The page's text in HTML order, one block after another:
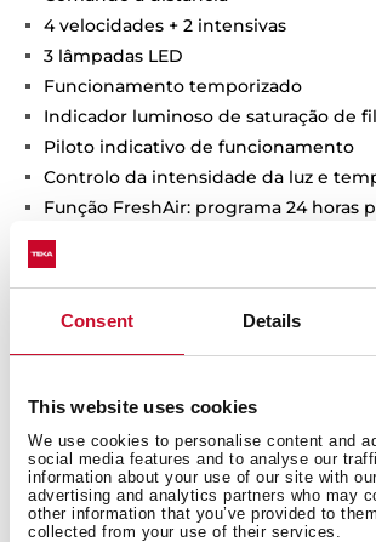
Consent Details
This website uses cookies
We use cookies to personalise content and
social media features and to analyse our
information about your use of our site with
advertising and analytics partners who may
other information that you’ve provided to
collected from your use of their services.
4 velocidades + 2 intensivas
3 lâmpadas LED
Funcionamento temporizado
Indicador luminoso de saturação de
Piloto indicativo de funcionamento
Controlo da intensidade da luz e
Função FreshAir: programa 24 horas
Capacidade de extração (*): min. 317
Nível de potência sonora (*): min. 50
dBA
Possibilidade de funcionamento em